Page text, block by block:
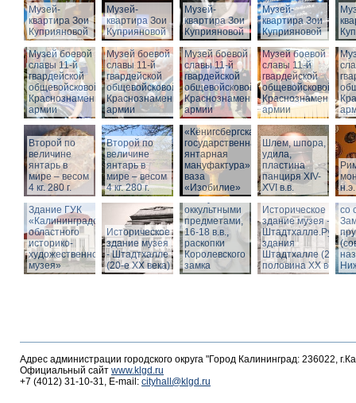
Музей-
квартира Зои
Куприяновой
Музей-
квартира Зои
Куприяновой
Музей-
квартира Зои
Куприяновой
Музей-
квартира Зои
Куприяновой
Музей боевой
славы 11-й
гвардейской
общевойсковой
Краснознаменной
армии
Музей боевой
славы 11-й
гвардейской
общевойсковой
Краснознаменной
армии
Музей боевой
славы 11-й
гвардейской
общевойсковой
Краснознаменной
армии
Музей боевой
славы 11-й
гвардейской
общевойсковой
Краснознаменной
армии
Второй по
величине
янтарь в
мире – весом
4 кг. 280 г.
Второй по
величине
янтарь в
мире – весом
4 кг. 280 г.
«Кёнигсбергская
государственная
янтарная
мануфактура» -
ваза
«Изобилие»
Шлем, шпора,
удила,
пластина
панциря XIV-
XVI в.в.
Здание ГУК
«Калининградского
областного
историко-
художественного
музея»
Историческое
здание музея
- Штадтхалле
(20-е XX века)
Шкатулка с
оккультными
предметами,
16-18 в.в.,
раскопки
Королевского
замка
Историческое
здание музея -
Штадтхалле.Руины
здания
Штадтхалле (2-я
половина ХХ века)
-
со
Адрес администрации городского округа "Город Калининград: 236022,
Официальный сайт www.klgd.ru
+7 (4012) 31-10-31, E-mail: cityhall@klgd.ru